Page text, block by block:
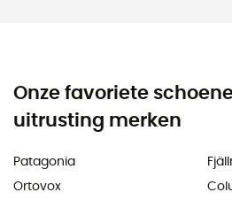
Onze favoriete
uitrusting merken
Patagonia
Ortovox